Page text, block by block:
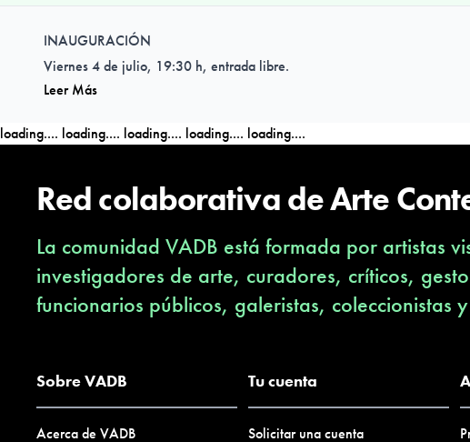
INAUGURACIÓN
Viernes 4 de julio, 19:30 h, entrada libre.
Leer Más
loading.... loading.... loading.... loading.... loading....
Red colaborativa de Arte
La comunidad VADB está formada por artistas
investigadores de arte, curadores, críticos,
funcionarios públicos, galeristas, coleccionistas
Sobre VADB
Acerca de VADB
Tu cuenta
Solicitar una cuenta